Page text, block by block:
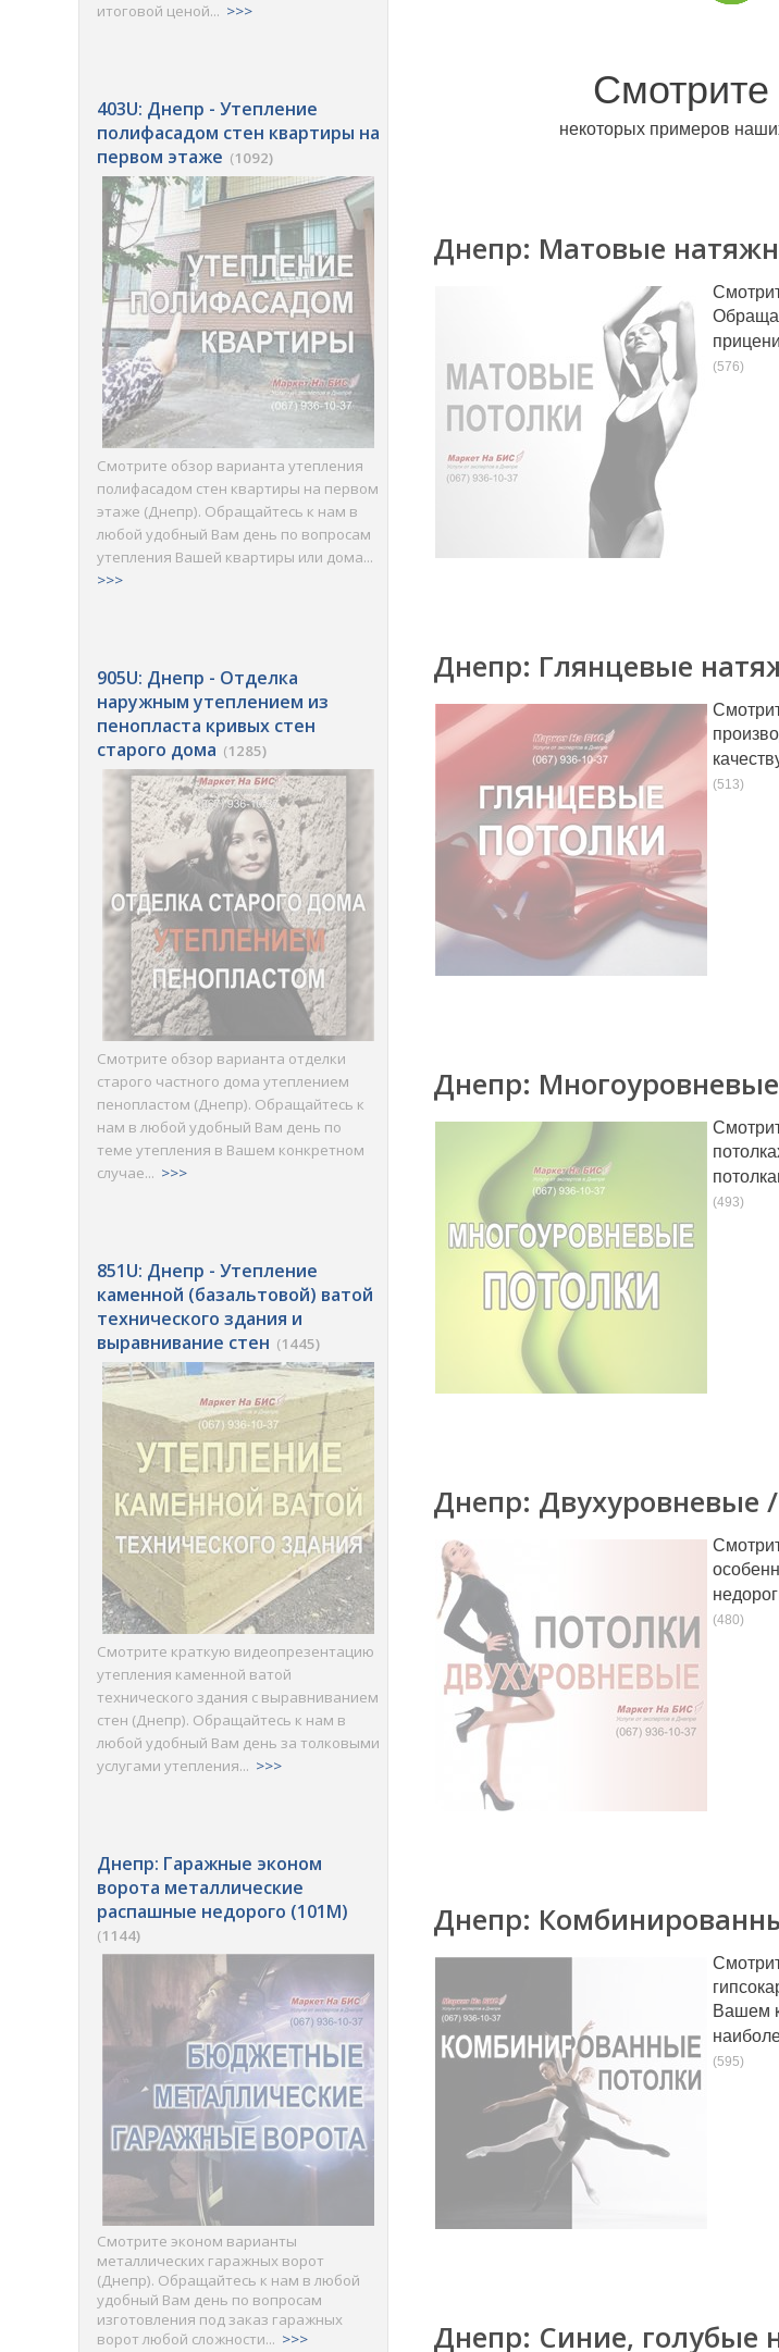
некоторых примеров
Днепр: Матовые
(576)
Днепр: Глянцевые
(513)
Днепр:
(493)
Днепр: Двухуровневые
(480)
Днепр:
Вашем
(595)
Днепр: Синие, голубые
итоговой ценой... >>>
403U: Днепр - Утепление
полифасадом стен квартиры на
первом этаже (1092)
Смотрите обзор варианта утепления
полифасадом стен квартиры на первом
этаже (Днепр). Обращайтесь к нам в
любой удобный Вам день по вопросам
утепления Вашей квартиры или дома...
>>>
905U: Днепр - Отделка
наружным утеплением из
пенопласта кривых стен
старого дома (1285)
Смотрите обзор варианта отделки
старого частного дома утеплением
пенопластом (Днепр). Обращайтесь к
нам в любой удобный Вам день по
теме утепления в Вашем конкретном
случае... >>>
851U: Днепр - Утепление
каменной (базальтовой) ватой
технического здания и
выравнивание стен (1445)
Смотрите краткую видеопрезентацию
утепления каменной ватой
технического здания с выравниванием
стен (Днепр). Обращайтесь к нам в
любой удобный Вам день за толковыми
услугами утепления... >>>
Днепр: Гаражные эконом
ворота металлические
распашные недорого (101M)
(1144)
Смотрите эконом варианты
металлических гаражных ворот
(Днепр). Обращайтесь к нам в любой
удобный Вам день по вопросам
изготовления под заказ гаражных
ворот любой сложности... >>>